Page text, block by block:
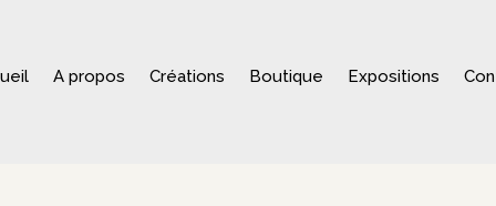
A propos Créations Boutique Expositions